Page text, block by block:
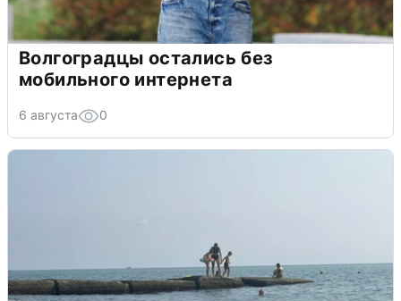
Волгоградцы остались без
мобильного интернета
6 августа 0